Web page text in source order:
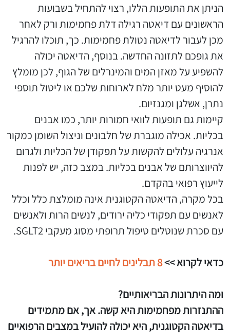
הניתן את התופעות הללו, רצוי להתחיל בשבועות
הראשונים עם דיאטה רגילה דלת פחמימות ורק לאחר
מכן לעבור לדיאטה נטולת פחמימות. כך, תוכלו להרגיל
את גופכם לתזונה החדשה. בנוסף, הדיאטה יכולה
להשפיע על מאזן המים והמינרלים של הגוף, לכן מומלץ
להוסיף מעט יותר מלח לארוחות שלכם או ליטול תוספי
נתרן, אשלגן ומגנזיום.
קיימות גם תופעות לוואי חמורות יותר, כמו אבנים
בכליות. אכילה מוגברת של חלבונים וניצול השומן כמקור
אנרגיה עלולים להקשות על תפקודן של הכליות ולגרום
להיווצרותם של אבנים בכליות. במצב כזה, יש לפנות
לייעוץ רפואי בהקדם.
בכל מקרה, הדיאטה הקטוגנית אינה מומלצת כלל וכלל
לאנשים עם תפקודי כליה ירודים, לנשים הרות ולאנשים
עם סכרת שנוטלים טיפול תרופתי מסוג מעקבי SGLT2.
כדאי לקרוא >>8 תבלינים לחיים בריאים יותר
ומה היתרונות הבריאותיים?
ההתנזרות מפחמימות היא קשה. אך, אם מתמידים
בדיאטה הקטוגנית, היא יכולה להועיל במצבים הרפואיים